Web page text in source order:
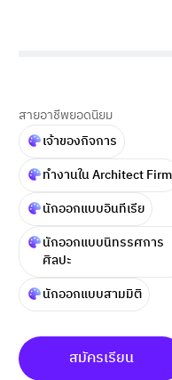
สายอาชีพยอดนิยม
เจ้าของกิจการ
ทำงานใน Architect Firm
นักออกแบบอินทีเรีย
นักออกแบบนิทรรศการ
ศิลปะ
นักออกแบบสามมิติ
สมัครเรียน